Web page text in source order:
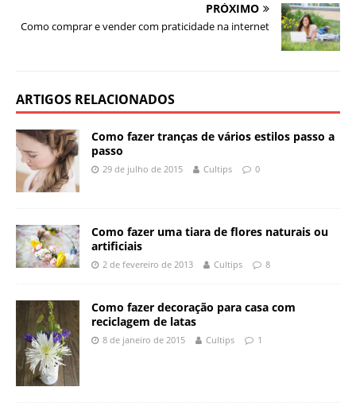
PRÓXIMO
Como comprar e vender com praticidade na internet
ARTIGOS RELACIONADOS
Como fazer tranças de vários estilos passo a
passo
29 de julho de 2015 Cultips 0
Como fazer uma tiara de flores naturais ou
artificiais
2 de fevereiro de 2013 Cultips 8
Como fazer decoração para casa com
reciclagem de latas
8 de janeiro de 2015 Cultips 1